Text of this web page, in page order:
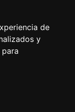
de
y